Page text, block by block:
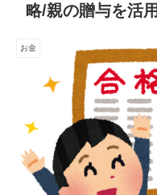
略/親の贈与を活
お金